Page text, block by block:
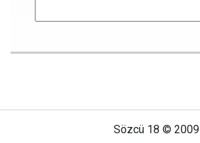
Sözcü 18 © 2009